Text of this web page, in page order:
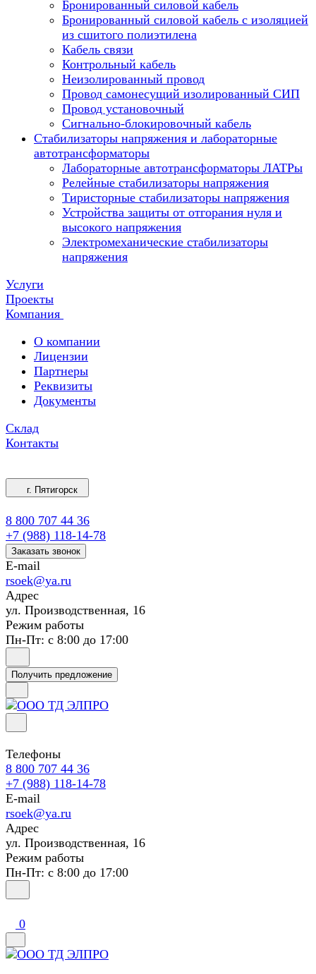
Бронированный силовой кабель
Бронированный силовой кабель с изоляцией
из сшитого полиэтилена
Кабель связи
Контрольный кабель
Неизолированный провод
Провод самонесущий изолированный СИП
Провод установочный
Сигнально-блокировочный кабель
Стабилизаторы напряжения и лабораторные
автотрансформаторы
Лабораторные автотрансформаторы ЛАТРы
Релейные стабилизаторы напряжения
Тиристорные стабилизаторы напряжения
Устройства защиты от отгорания нуля и
высокого напряжения
Электромеханические стабилизаторы
напряжения
Услуги
Проекты
Компания
О компании
Лицензии
Партнеры
Реквизиты
Документы
Склад
Контакты
г. Пятигорск
8 800 707 44 36
+7 (988) 118-14-78
Заказать звонок
E-mail
rsoek@ya.ru
Адрес
ул. Производственная, 16
Режим работы
Пн-Пт: с 8:00 до 17:00
Получить предложение
Телефоны
8 800 707 44 36
+7 (988) 118-14-78
E-mail
rsoek@ya.ru
Адрес
ул. Производственная, 16
Режим работы
Пн-Пт: с 8:00 до 17:00
0